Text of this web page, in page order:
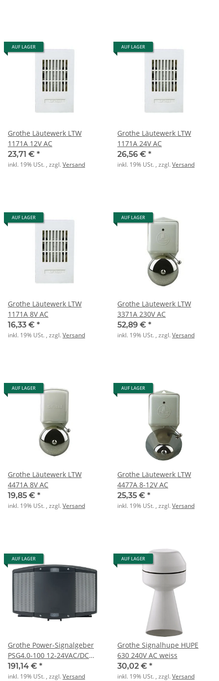
AUF LAGER
Grothe Läutewerk LTW
1171A 12V AC
23,71 € *
inkl. 19% USt. , zzgl.Versand
AUF LAGER
Grothe Läutewerk LTW
1171A 24V AC
26,56 € *
inkl. 19% USt. , zzgl.Versand
AUF LAGER
Grothe Läutewerk LTW
1171A 8V AC
16,33 € *
inkl. 19% USt. , zzgl.Versand
AUF LAGER
Grothe Läutewerk LTW
3371A 230V AC
52,89 € *
inkl. 19% USt. , zzgl.Versand
AUF LAGER
Grothe Läutewerk LTW
4471A 8V AC
19,85 € *
inkl. 19% USt. , zzgl.Versand
AUF LAGER
Grothe Läutewerk LTW
4477A 8-12V AC
25,35 € *
inkl. 19% USt. , zzgl.Versand
AUF LAGER
Grothe Power-Signalgeber
PSG4.0-100 12-24VAC/DC
1,0A
191,14 € *
inkl. 19% USt. , zzgl.Versand
AUF LAGER
Grothe Signalhupe HUPE
630 240V AC weiss
30,02 € *
inkl. 19% USt. , zzgl.Versand